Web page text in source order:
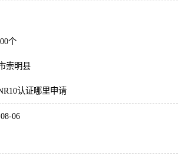
个
崇明县
认证哪里申请
06